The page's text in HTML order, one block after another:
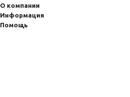
О компании
Информация
Помощь